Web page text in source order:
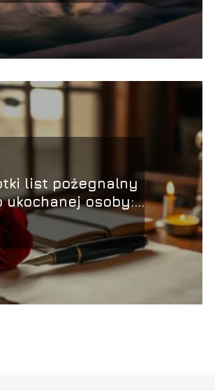
list pożegnalny
ukochanej osoby:
napisać z sercem?